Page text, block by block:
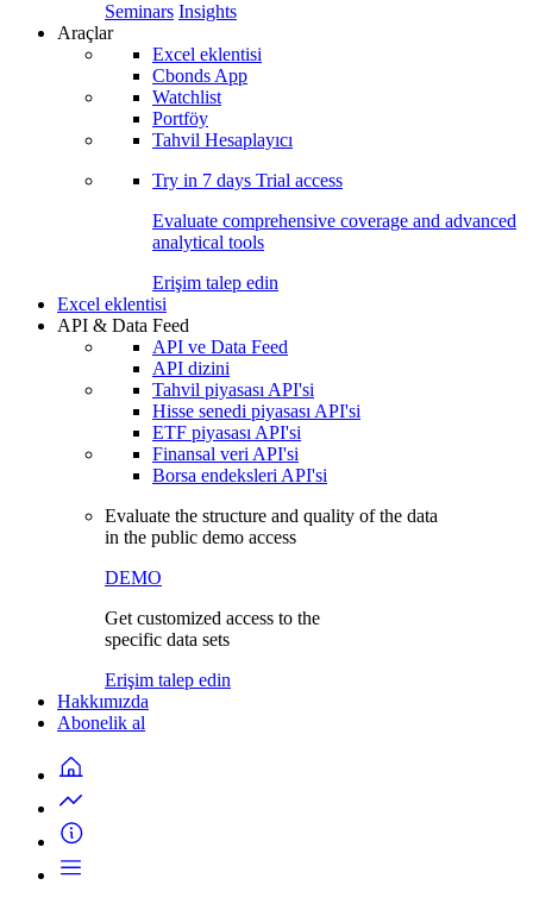
Seminars Insights
Araçlar
Excel eklentisi
Cbonds App
Watchlist
Portföy
Tahvil Hesaplayıcı
Try in 7 days Trial access
Evaluate comprehensive coverage and advanced
analytical tools
Erişim talep edin
Excel eklentisi
API & Data Feed
API ve Data Feed
API dizini
Tahvil piyasası API'si
Hisse senedi piyasası API'si
ETF piyasası API'si
Finansal veri API'si
Borsa endeksleri API'si
Evaluate the structure and quality of the data
in the public demo access
DEMO
Get customized access to the
specific data sets
Erişim talep edin
Hakkımızda
Abonelik al